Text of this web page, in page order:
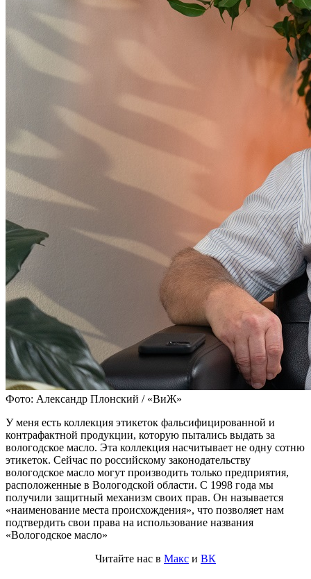
Фото: Александр Плонский / «ВиЖ»
У меня есть коллекция этикеток фальсифицированной и
контрафактной продукции, которую пытались выдать за
вологодское масло. Эта коллекция насчитывает не одну сотню
этикеток. Сейчас по российскому законодательству
вологодское масло могут производить только предприятия,
расположенные в Вологодской области. С 1998 года мы
получили защитный механизм своих прав. Он называется
«наименование места происхождения», что позволяет нам
подтвердить свои права на использование названия
«Вологодское масло»
Читайте нас в Макс и ВК